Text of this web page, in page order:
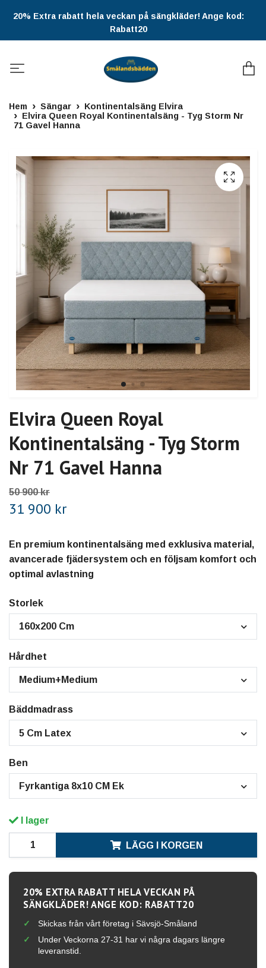
20% Extra rabatt hela veckan på sängkläder! Ange kod:
Rabatt20
Hem Sängar
Kontinentalsäng Elvira
Elvira Queen Royal Kontinentalsäng - Tyg Storm Nr
71 Gavel Hanna
Elvira Queen Royal
Kontinentalsäng - Tyg Storm
Nr 71 Gavel Hanna
50 900 kr
31 900 kr
En premium kontinentalsäng med exklusiva material,
avancerade fjädersystem och en följsam komfort och
optimal avlastning
Storlek
160x200 Cm
Hårdhet
Medium+Medium
Bäddmadrass
5 Cm Latex
Ben
Fyrkantiga 8x10 CM Ek
I lager
LÄGG I KORGEN
20% EXTRA RABATT HELA VECKAN PÅ
SÄNGKLÄDER! ANGE KOD: RABATT20
Skickas från vårt företag i Sävsjö-Småland
Under Veckorna 27-31 har vi några dagars längre
leveranstid.